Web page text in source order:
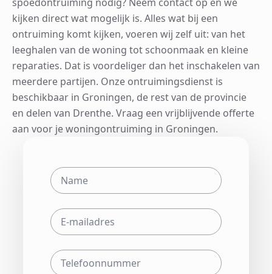
kijken direct wat mogelijk is. Alles wat bij een
ontruiming komt kijken, voeren wij zelf uit: van het
leeghalen van de woning tot schoonmaak en kleine
reparaties. Dat is voordeliger dan het inschakelen van
meerdere partijen. Onze ontruimingsdienst is
beschikbaar in Groningen, de rest van de provincie
en delen van Drenthe. Vraag een vrijblijvende offerte
aan voor je woningontruiming in Groningen.